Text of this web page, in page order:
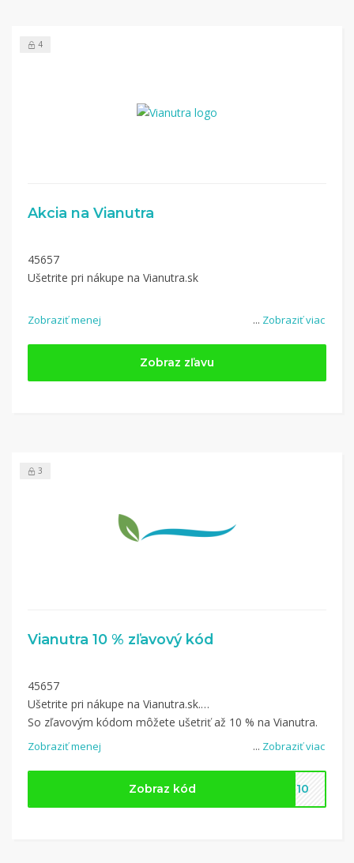
4
Akcia na Vianutra
... Zobraziť viac
45657
Ušetrite pri nákupe na Vianutra.sk
Zobraziť menej
Zobraz zľavu
3
Vianutra 10 % zľavový kód
... Zobraziť viac
45657
Ušetrite pri nákupe na Vianutra.sk.
So zľavovým kódom môžete ušetriť až 10 % na Vianutra.
Zobraziť menej
Zobraz kód AL10